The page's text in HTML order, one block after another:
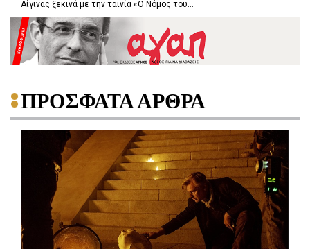
Αίγινας ξεκινά με την ταινία «Ο Νόμος του...
ΠΡΟΣΦΑΤΑ ΑΡΘΡΑ